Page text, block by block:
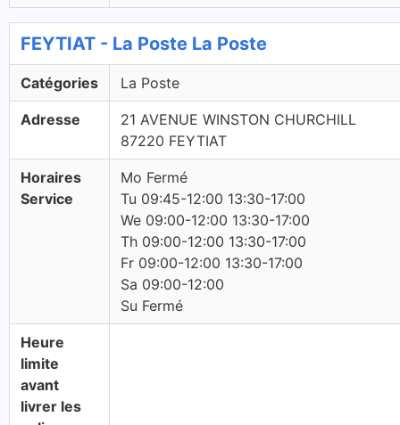
FEYTIAT - La Poste La Poste
Catégories La Poste
Adresse
21 AVENUE WINSTON CHURCHILL
87220 FEYTIAT
Horaires
Service
Mo Fermé
Tu 09:45-12:00 13:30-17:00
We 09:00-12:00 13:30-17:00
Th 09:00-12:00 13:30-17:00
Fr 09:00-12:00 13:30-17:00
Sa 09:00-12:00
Su Fermé
Heure
limite
avant
livrer les